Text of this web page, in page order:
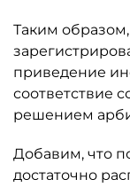
Таким
приведение
соответствие
решением
Добавим, что
достаточно